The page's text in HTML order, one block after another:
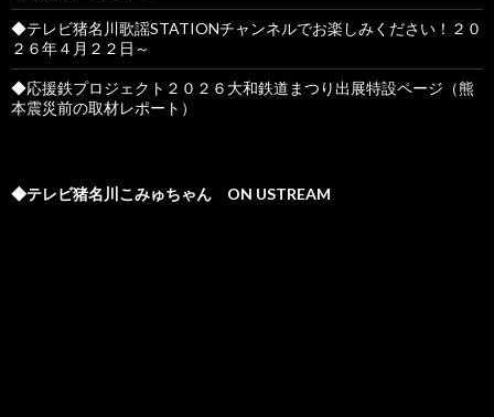
◆テレビ猪名川歌謡STATIONチャンネルでお楽しみください！２０
２６年４月２２日～
◆応援鉄プロジェクト２０２６大和鉄道まつり出展特設ページ（熊
本震災前の取材レポート）
◆テレビ猪名川こみゅちゃん ON USTREAM